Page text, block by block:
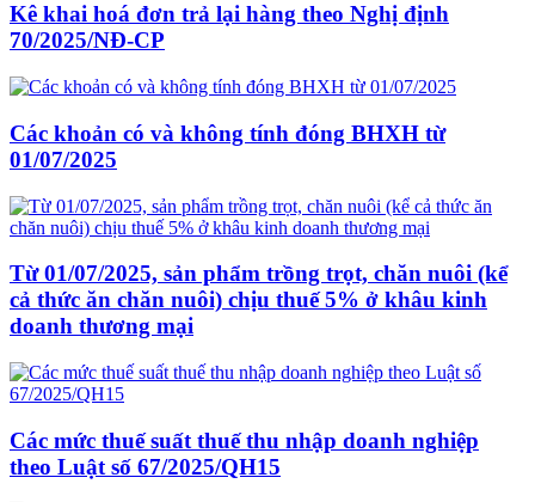
Kê khai hoá đơn trả lại hàng theo Nghị định
70/2025/NĐ-CP
Các khoản có và không tính đóng BHXH từ
01/07/2025
Từ 01/07/2025, sản phẩm trồng trọt, chăn nuôi (kể
cả thức ăn chăn nuôi) chịu thuế 5% ở khâu kinh
doanh thương mại
Các mức thuế suất thuế thu nhập doanh nghiệp
theo Luật số 67/2025/QH15